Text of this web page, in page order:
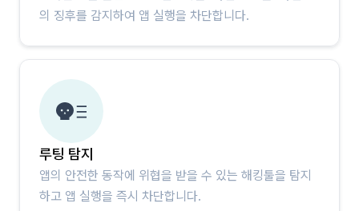
의 징후를 감지하여 앱 실행을 차단합니다.
루팅 탐지
앱의 안전한 동작에 위협을 받을 수 있는 해킹툴을 탐지
하고 앱 실행을 즉시 차단합니다.